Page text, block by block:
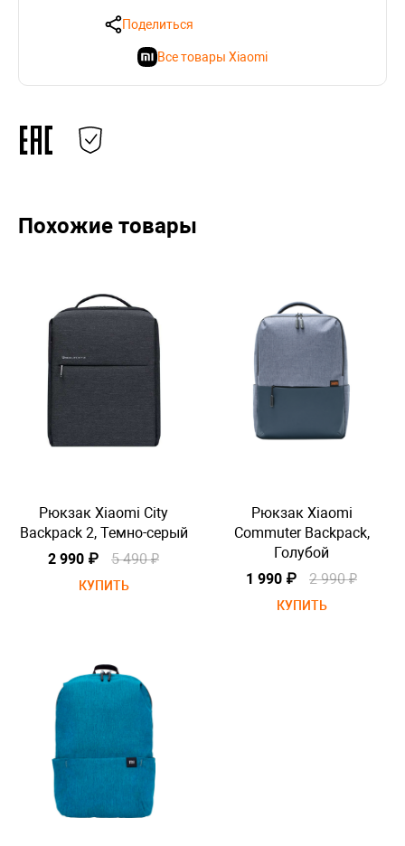
Поделиться
Все товары Xiaomi
Похожие товары
Рюкзак Xiaomi City
Backpack 2, Темно-серый
2 990 ₽
5 490 ₽
КУПИТЬ
Рюкзак Xiaomi
Commuter Backpack,
Голубой
1 990 ₽
2 990 ₽
КУПИТЬ